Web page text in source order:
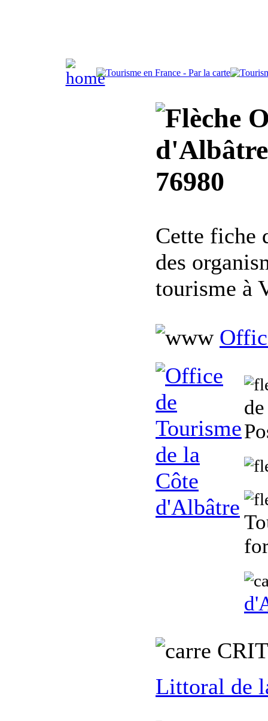
d'Albâtre
76980
Cette fiche
des
tourisme à
C
Littoral de